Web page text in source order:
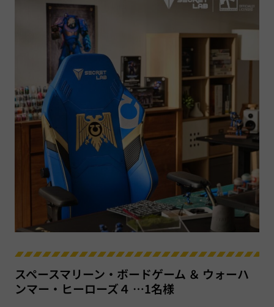
スペースマリーン・ボードゲーム ＆ ウォーハ
ンマー・ヒーローズ４ …1名様